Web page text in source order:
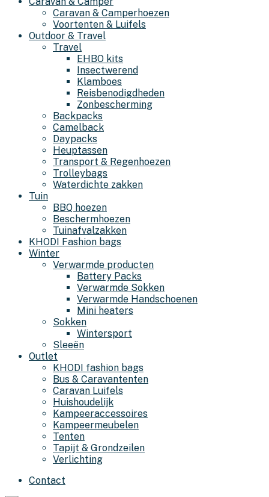
Caravan & Camperhoezen
Voortenten & Luifels
Outdoor & Travel
Travel
EHBO kits
Insectwerend
Klamboes
Reisbenodigdheden
Zonbescherming
Backpacks
Camelback
Daypacks
Heuptassen
Transport & Regenhoezen
Trolleybags
Waterdichte zakken
Tuin
BBQ hoezen
Beschermhoezen
Tuinafvalzakken
KHODI Fashion bags
Winter
Verwarmde producten
Battery Packs
Verwarmde Sokken
Verwarmde Handschoenen
Mini heaters
Sokken
Wintersport
Sleeën
Outlet
KHODI fashion bags
Bus & Caravantenten
Caravan Luifels
Huishoudelijk
Kampeeraccessoires
Kampeermeubelen
Tenten
Tapijt & Grondzeilen
Verlichting
Contact